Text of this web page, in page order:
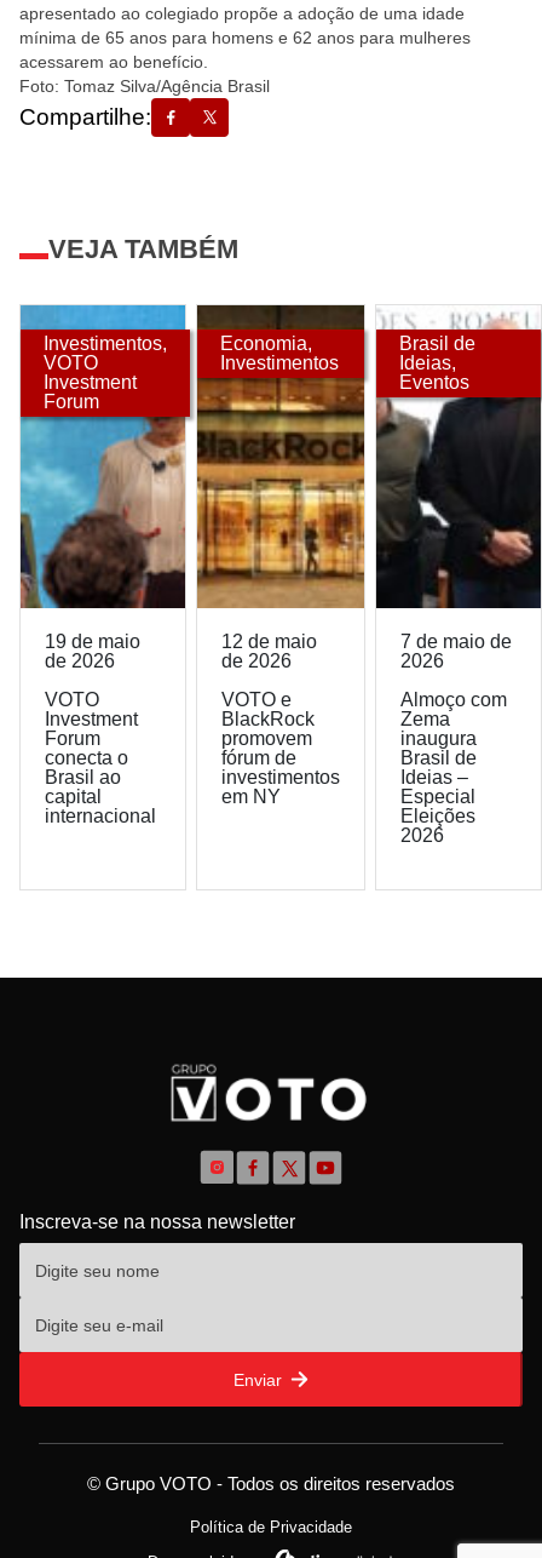
apresentado ao colegiado propõe a adoção de uma idade
mínima de 65 anos para homens e 62 anos para mulheres
acessarem ao benefício.
Foto: Tomaz Silva/Agência Brasil
Compartilhe:
VEJA TAMBÉM
Investimentos,
VOTO
Investment
Forum
19 de maio
de 2026
VOTO
Investment
Forum
conecta o
Brasil ao
capital
internacional
Economia,
Investimentos
12 de maio
de 2026
VOTO e
BlackRock
promovem
fórum de
investimentos
em NY
Brasil de
Ideias,
Eventos
7 de maio de
2026
Almoço com
Zema
inaugura
Brasil de
Ideias –
Especial
Eleições
2026
Inscreva-se na nossa newsletter
Enviar
© Grupo VOTO - Todos os direitos reservados
Política de Privacidade